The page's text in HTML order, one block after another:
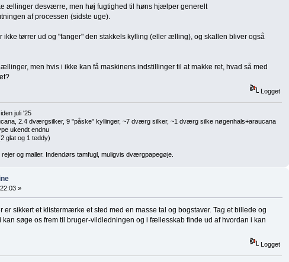
ællinger desværre, men høj fugtighed til høns hjælper generelt
af processen (sidste uge).
ikke tørrer ud og "fanger" den stakkels kylling (eller ælling), og skallen bliver også
men hvis i ikke kan få maskinens indstillinger til at makke ret, hvad så med
Logget
juli '25
2.4 dværgsilker, 9 "påske" kyllinger, ~7 dværg silker, ~1 dværg silke nøgenhals+araucana
ukendt endnu
glat og 1 teddy)
og maller. Indendørs tamfugl, muligvis dværgpapegøje.
»
er sikkert et klistermærke et sted med en masse tal og bogstaver. Tag et billede og
søge os frem til bruger-vildledningen og i fællesskab finde ud af hvordan i kan
Logget